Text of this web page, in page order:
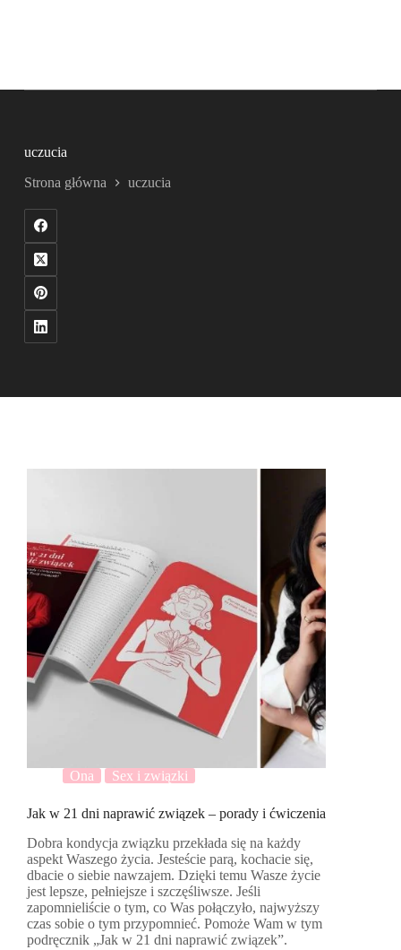
uczucia
Strona główna uczucia
Ona Sex i związki
Jak w 21 dni naprawić związek – porady i ćwiczenia
Dobra kondycja związku przekłada się na każdy
aspekt Waszego życia. Jesteście parą, kochacie się,
dbacie o siebie nawzajem. Dzięki temu Wasze życie
jest lepsze, pełniejsze i szczęśliwsze. Jeśli
zapomnieliście o tym, co Was połączyło, najwyższy
czas sobie o tym przypomnieć. Pomoże Wam w tym
podręcznik „Jak w 21 dni naprawić związek”.